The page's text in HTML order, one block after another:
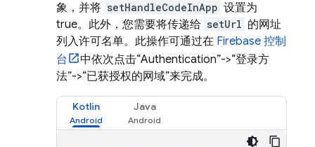
象，并将 setHandleCodeInApp 设置为
true。此外，您需要将传递给 setUrl 的网址
列入许可名单。此操作可通过在 Firebase 控制
台
中依次点击“Authentication”->“登录方
法”->“已获授权的网域”来完成。
Kotlin Java